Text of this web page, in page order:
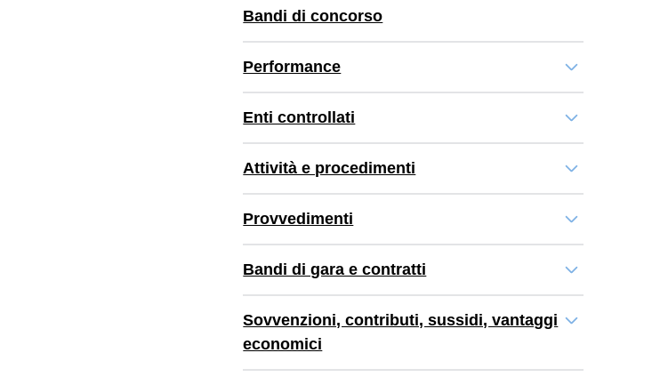
Bandi di concorso
Performance
Enti controllati
Attività e procedimenti
Provvedimenti
Bandi di gara e contratti
Sovvenzioni, contributi, sussidi, vantaggi
economici